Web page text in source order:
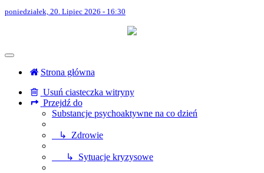
poniedziałek, 20. Lipiec 2026 - 16:30
Strona główna
Usuń ciasteczka witryny
Przejdź do
Substancje psychoaktywne na co dzień
↳ Zdrowie
↳ Sytuacje kryzysowe